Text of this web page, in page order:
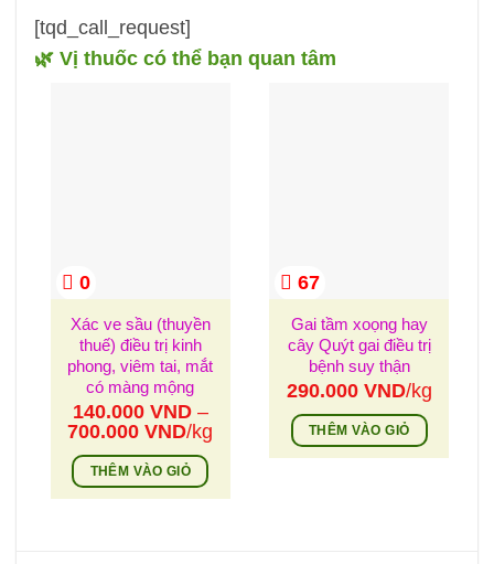
[tqd_call_request]
🌿 Vị thuốc có thể bạn quan tâm
0
Xác ve sầu (thuyền
thuế) điều trị kinh
phong, viêm tai, mắt
có màng mộng
140.000 VND –
700.000VNDKhoảng
giá:
từ
140.000 VND
/kg
THÊM VÀO GIỎ
Sản
67
Gai tầm xoọng hay
cây Quýt gai điều trị
bệnh suy thận
290.000 VND/kg
THÊM VÀO GIỎ